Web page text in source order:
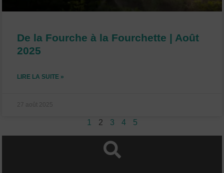
De la Fourche à la Fourchette | Août
2025
LIRE LA SUITE »
27 août 2025
1 2 3 4 5